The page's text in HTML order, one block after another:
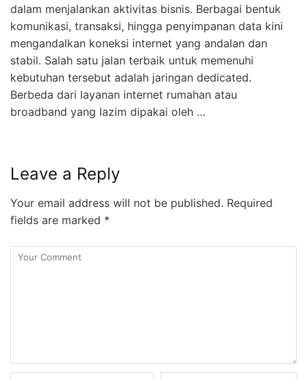
dalam menjalankan aktivitas bisnis. Berbagai bentuk
komunikasi, transaksi, hingga penyimpanan data kini
mengandalkan koneksi internet yang andalan dan
stabil. Salah satu jalan terbaik untuk memenuhi
kebutuhan tersebut adalah jaringan dedicated.
Berbeda dari layanan internet rumahan atau
broadband yang lazim dipakai oleh …
Leave a Reply
Your email address will not be published. Required
fields are marked *